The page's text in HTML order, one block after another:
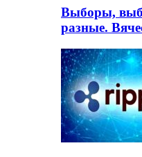
Выборы,
разные.